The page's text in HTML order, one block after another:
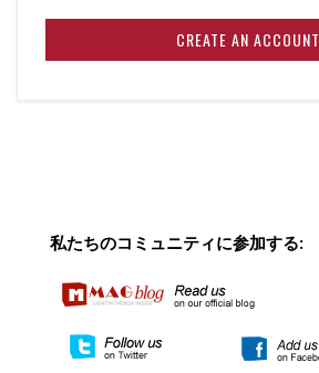
CREATE AN ACCOUNT
私たちのコミュニティに参加する: